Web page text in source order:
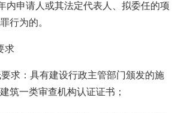
申请人或其法定代表人、拟委任的项
行为的。
求
：具有建设行政主管部门颁发的施
筑一类审查机构认证证书；